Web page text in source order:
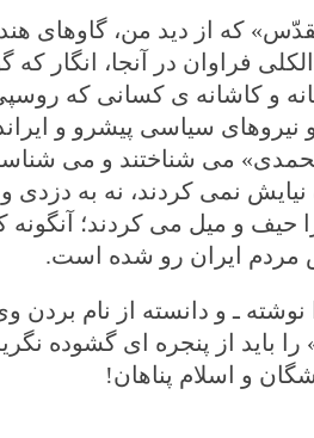
که از دید من، گاوهای
فراوان در آنجا، انگار
خانه و کاشانه ی کسانی که
و نیروهای سیاسی پیشرو و
می شناختند و می
نمی کردند، نه به دزدی
و میل می کردند؛ آنگونه
مردم ایران رو شده است.
ـ و دانسته از نام بردن
باید از پنجره ای گشوده
و اسلام پناهان!